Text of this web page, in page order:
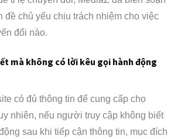
đề chủ yếu chịu trách nhiệm cho việc
đổi nào.
mà không có lời kêu gọi hành động
có đủ thông tin để cung cấp cho
nhiên, nếu người truy cập không biết
sau khi tiếp cận thông tin, mục đích